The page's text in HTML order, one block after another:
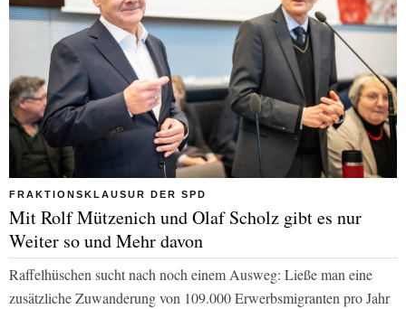
FRAKTIONSKLAUSUR DER SPD
Mit Rolf Mützenich und Olaf Scholz gibt es nur
Weiter so und Mehr davon
Raffelhüschen sucht nach noch einem Ausweg: Ließe man eine
zusätzliche Zuwanderung von 109.000 Erwerbsmigranten pro Jahr